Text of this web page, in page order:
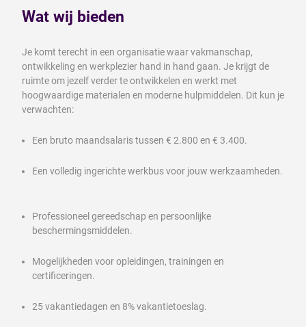
Wat wij bieden
Je komt terecht in een organisatie waar vakmanschap,
ontwikkeling en werkplezier hand in hand gaan. Je krijgt de
ruimte om jezelf verder te ontwikkelen en werkt met
hoogwaardige materialen en moderne hulpmiddelen. Dit kun je
verwachten:
Een bruto maandsalaris tussen € 2.800 en € 3.400.
Een volledig ingerichte werkbus voor jouw werkzaamheden.
Professioneel gereedschap en persoonlijke
beschermingsmiddelen.
Mogelijkheden voor opleidingen, trainingen en
certificeringen.
25 vakantiedagen en 8% vakantietoeslag.